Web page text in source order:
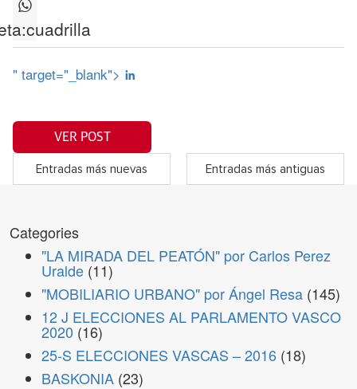
cuadrilla
" target="_blank">
VER POST
Entradas más nuevas Entradas más antiguas
Categories
"LA MIRADA DEL PEATÓN" por Carlos Perez
Uralde (11)
"MOBILIARIO URBANO" por Ángel Resa (145)
12 J ELECCIONES AL PARLAMENTO VASCO
2020 (16)
25-S ELECCIONES VASCAS – 2016 (18)
BASKONIA (23)